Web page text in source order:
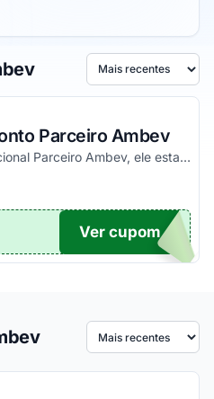
pedidos de bebidas
simples e totalmente online.
de 1 a 5 estrelas
Ordenar por
Parceiro Ambev
Se existir um código promocional Parceiro Ambev, ele estará aqui te esperando. Volte sempre e não perca oportunidade de poupar com cupom!
TICO
Ver cupom
Ordenar por